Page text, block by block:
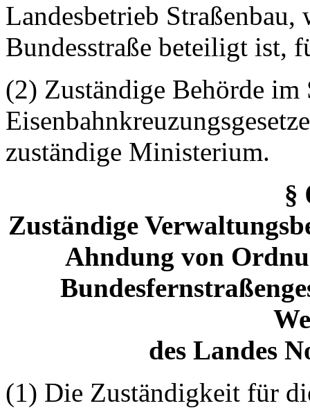
Landesbetrieb
Bundesstraße beteiligt ist,
(2) Zuständige Behörde im
zuständige Ministerium.
§
Zuständige
Ahndung von
des Landes
(1) Die Zuständigkeit für